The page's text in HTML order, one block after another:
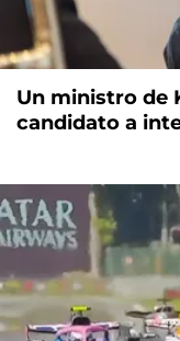
Un ministro de
candidato a